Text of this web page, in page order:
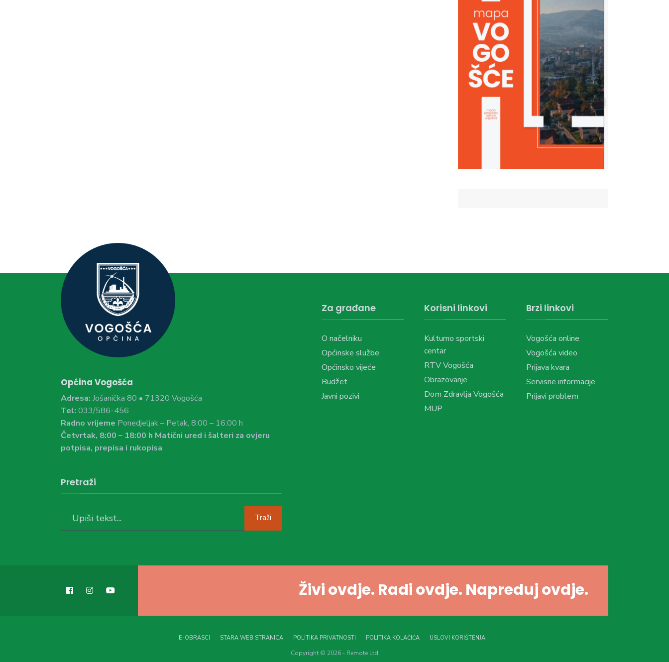
Općina Vogošća
Adresa: Jošanička 80 • 71320 Vogošća
Tel: 033/586-456
Radno vrijeme Ponedjeljak – Petak, 8:00 – 16:00 h
Četvrtak, 8:00 – 18:00 h Matični ured i šalteri za ovjeru
potpisa, prepisa i rukopisa
Pretraži
Traži
Za građane
O načelniku
Općinske službe
Općinsko vijeće
Budžet
Javni pozivi
Korisni linkovi
Kulturno sportski
centar
RTV Vogošća
Obrazovanje
Dom Zdravlja Vogošća
MUP
Brzi linkovi
Vogošća online
Vogošća video
Prijava kvara
Servisne informacije
Prijavi problem
Živi ovdje. Radi ovdje. Napreduj ovdje.
E-OBRASCI STARA WEB STRANICA POLITIKA PRIVATNOSTI POLITIKA KOLAČIĆA USLOVI KORIŠTENJA
Copyright © 2026 - Remote Ltd